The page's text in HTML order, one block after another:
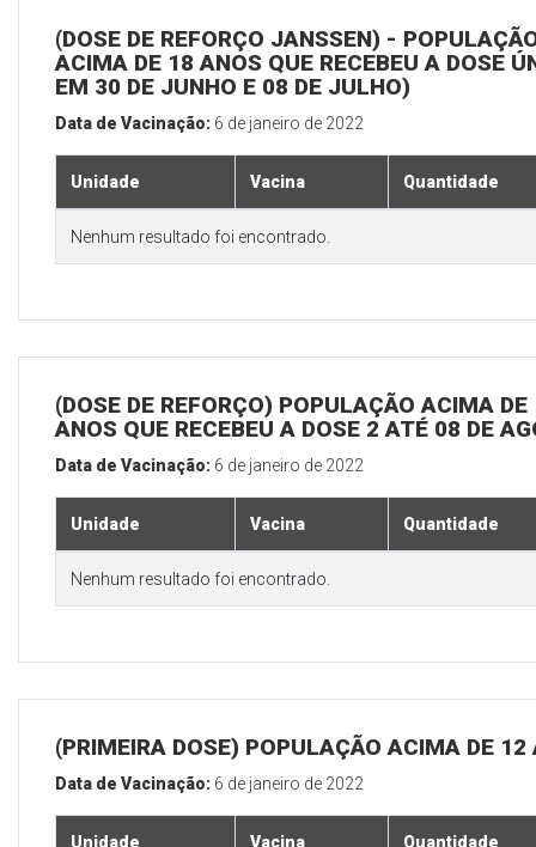
(DOSE DE REFORÇO JANSSEN) -
ACIMA DE 18 ANOS QUE RECEBEU A DOSE
EM 30 DE JUNHO E 08 DE JULHO)
Data de Vacinação: 6 de janeiro de 2022
Unidade Vacina Quantidade
Nenhum resultado foi encontrado.
(DOSE DE REFORÇO) POPULAÇÃO ACIMA DE
ANOS QUE RECEBEU A DOSE 2 ATÉ 08 DE
Data de Vacinação: 6 de janeiro de 2022
Unidade Vacina Quantidade
Nenhum resultado foi encontrado.
(PRIMEIRA DOSE) POPULAÇÃO ACIMA DE 12
Data de Vacinação: 6 de janeiro de 2022
Unidade Vacina Quantidade